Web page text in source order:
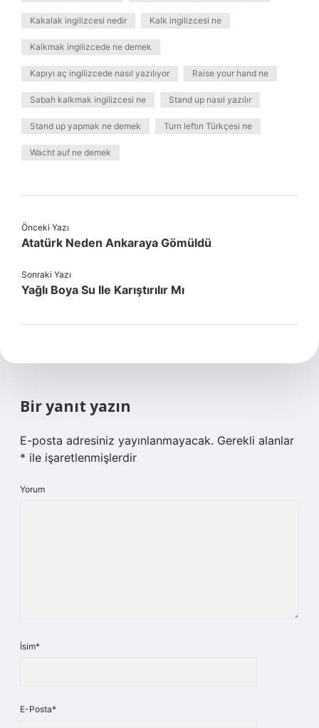
Kakalak ingilizcesi nedir Kalk ingilizcesi ne
Kalkmak ingilizcede ne demek
Kapıyı aç ingilizcede nasıl yazılıyor Raise your hand ne
Sabah kalkmak ingilizcesi ne Stand up nasıl yazılır
Stand up yapmak ne demek Turn leftın Türkçesi ne
Wacht auf ne demek
Önceki Yazı
Atatürk Neden Ankaraya Gömüldü
Sonraki Yazı
Yağlı Boya Su Ile Karıştırılır Mı
Bir yanıt yazın
E-posta adresiniz yayınlanmayacak. Gerekli alanlar
* ile işaretlenmişlerdir
Yorum
İsim*
E-Posta*